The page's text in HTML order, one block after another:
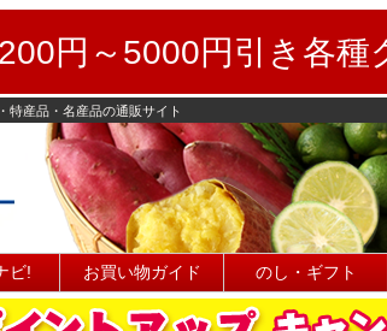
円～5000円引き各種
特産品・名産品の通販サイト
ビ! お買い物ガイド のし・ギフト